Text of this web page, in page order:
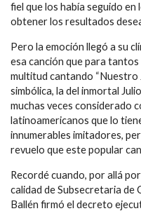
fiel que los había seguido
obtener los resultados
Pero la emoción llegó a su
esa canción que para
multitud cantando “Nuestro
simbólica, la del inmortal
muchas veces considerado
latinoamericanos que lo
innumerables imitadores,
revuelo que este popular
Recordé cuando, por allá
calidad de Subsecretaria de
Ballén firmó el decreto